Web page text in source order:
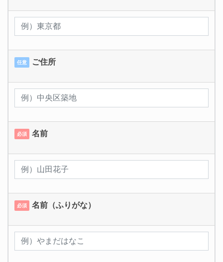
任意 ご住所
必須 名前
必須 名前（ふりがな）